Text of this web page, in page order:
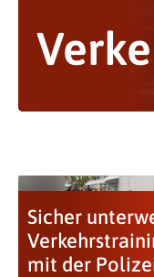
Sicher
mit der